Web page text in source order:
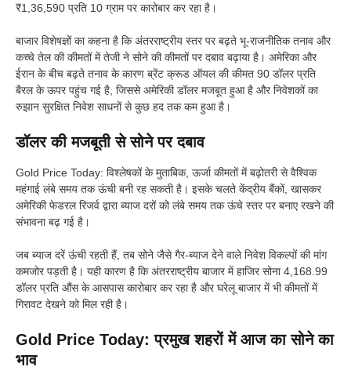
₹1,36,590 प्रति 10 ग्राम पर कारोबार कर रहा है।
बाजार विशेषज्ञों का कहना है कि अंतरराष्ट्रीय स्तर पर बढ़ते भू-राजनीतिक तनाव और
कच्चे तेल की कीमतों में तेजी ने सोने की कीमतों पर दबाव बढ़ाया है। अमेरिका और
ईरान के बीच बढ़ते तनाव के कारण ब्रेंट क्रूड ऑयल की कीमत 90 डॉलर प्रति
बैरल के ऊपर पहुंच गई है, जिससे अमेरिकी डॉलर मजबूत हुआ है और निवेशकों का
रुझान सुरक्षित निवेश साधनों से कुछ हद तक कम हुआ है।
डॉलर की मजबूती से सोने पर दबाव
Gold Price Today: विश्लेषकों के मुताबिक, ऊर्जा कीमतों में बढ़ोतरी से वैश्विक
महंगाई लंबे समय तक ऊंची बनी रह सकती है। इसके चलते केंद्रीय बैंकों, खासकर
अमेरिकी फेडरल रिजर्व द्वारा ब्याज दरों को लंबे समय तक ऊंचे स्तर पर बनाए रखने की
संभावना बढ़ गई है।
जब ब्याज दरें ऊंची रहती हैं, तब सोने जैसे गैर-ब्याज देने वाले निवेश विकल्पों की मांग
कमजोर पड़ती है। यही कारण है कि अंतरराष्ट्रीय बाजार में हाजिर सोना 4,168.99
डॉलर प्रति औंस के आसपास कारोबार कर रहा है और घरेलू बाजार में भी कीमतों में
गिरावट देखने को मिल रही है।
Gold Price Today:प्रमुख शहरों में आज का सोने का
भाव